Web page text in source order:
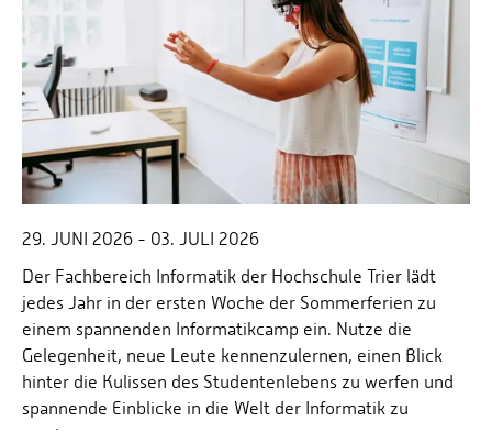
29. JUNI 2026 - 03. JULI 2026
Der Fachbereich Informatik der Hochschule Trier lädt
jedes Jahr in der ersten Woche der Sommerferien zu
einem spannenden Informatikcamp ein. Nutze die
Gelegenheit, neue Leute kennenzulernen, einen Blick
hinter die Kulissen des Studentenlebens zu werfen und
spannende Einblicke in die Welt der Informatik zu